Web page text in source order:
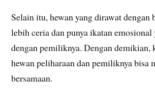
Selain itu, hewan yang dirawat dengan
lebih ceria dan punya ikatan emosional
dengan pemiliknya. Dengan demikian,
hewan peliharaan dan pemiliknya bisa
bersamaan.